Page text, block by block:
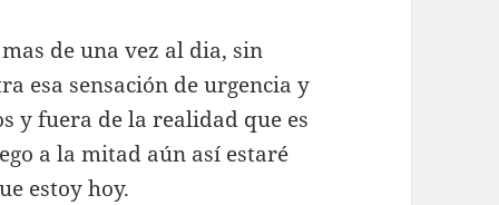
de una vez al dia, sin
esa sensación de urgencia y
y fuera de la realidad que es
a la mitad aún así estaré
estoy hoy.